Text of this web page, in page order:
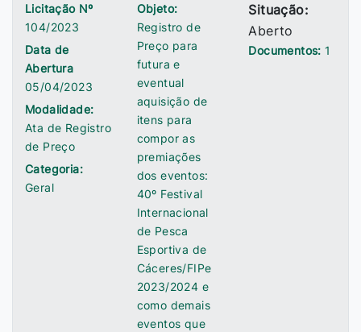
Licitação Nº
104/2023
Data de
Abertura
05/04/2023
Modalidade:
Ata de Registro
de Preço
Categoria:
Geral
Objeto:
Registro de
Preço para
futura e
eventual
aquisição de
itens para
compor as
premiações
dos eventos:
40º Festival
Internacional
de Pesca
Esportiva de
Cáceres/FIPe
2023/2024 e
como demais
eventos que
Situação:
Aberto
Documentos: 1